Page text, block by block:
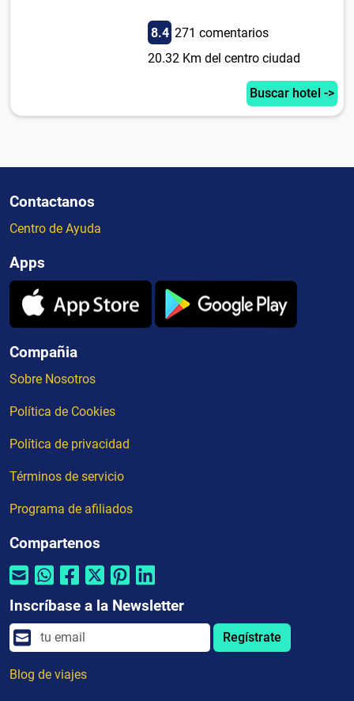
8.4 271 comentarios
20.32 Km del centro ciudad
Buscar hotel ->
Contactanos
Centro de Ayuda
Apps
Compañia
Sobre Nosotros
Política de Cookies
Política de privacidad
Términos de servicio
Programa de afiliados
Compartenos
Inscríbase a la Newsletter
Regístrate
Blog de viajes